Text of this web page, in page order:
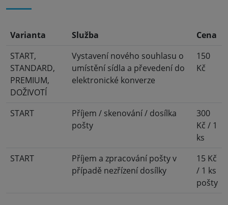
Varianta Služba
Cena
START,
STANDARD,
PREMIUM,
DOŽIVOTÍ
Vystavení nového souhlasu o
umístění sídla a převedení do
elektronické konverze
150
Kč
START
Příjem / skenování / dosílka
pošty
300
Kč / 1
ks
START
Příjem a zpracování pošty v
případě nezřízení dosílky
15 Kč
/ 1 ks
pošty